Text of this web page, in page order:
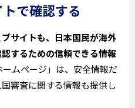
で確認する
サイトも、日本国民が海外
するための信頼できる情報
ムページ」は、安全情報だ
審査に関する情報も提供し